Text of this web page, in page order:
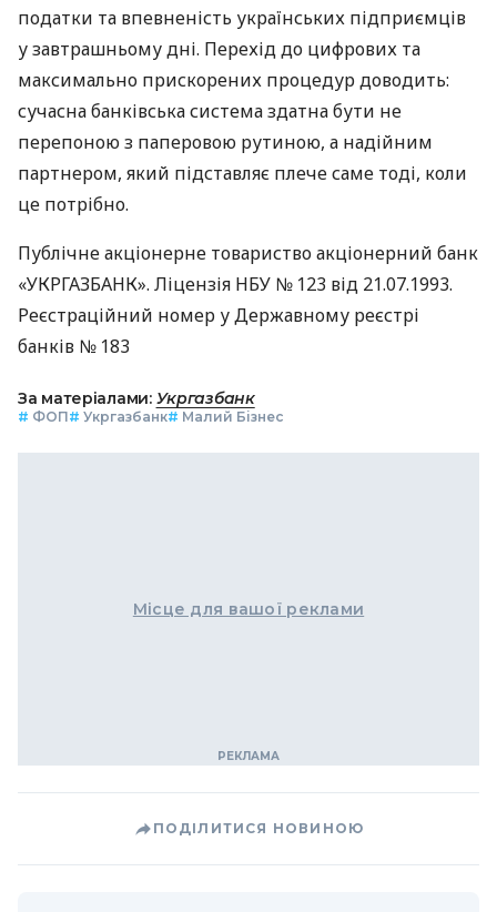
податки та впевненість українських підприємців
у завтрашньому дні. Перехід до цифрових та
максимально прискорених процедур доводить:
сучасна банківська система здатна бути не
перепоною з паперовою рутиною, а надійним
партнером, який підставляє плече саме тоді, коли
це потрібно.
Публічне акціонерне товариство акціонерний банк
«УКРГАЗБАНК». Ліцензія НБУ № 123 від 21.07.1993.
Реєстраційний номер у Державному реєстрі
банків № 183
За матеріалами: Укргазбанк
# ФОП# Укргазбанк# Малий Бізнес
Місце для вашої реклами
ПОДІЛИТИСЯ НОВИНОЮ